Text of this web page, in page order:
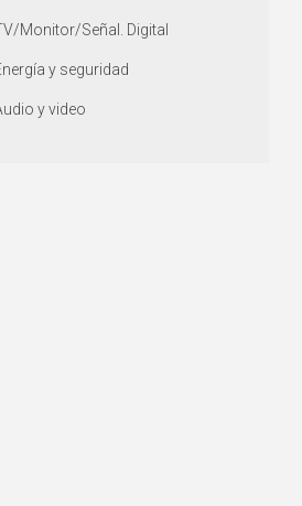
Monitor/Señal. Digital
y seguridad
y video